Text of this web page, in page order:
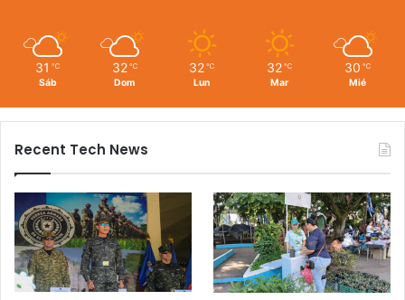
31 ℃
Sáb
32 ℃
Dom
32 ℃
Lun
32 ℃
Mar
30 ℃
Mié
Recent Tech News